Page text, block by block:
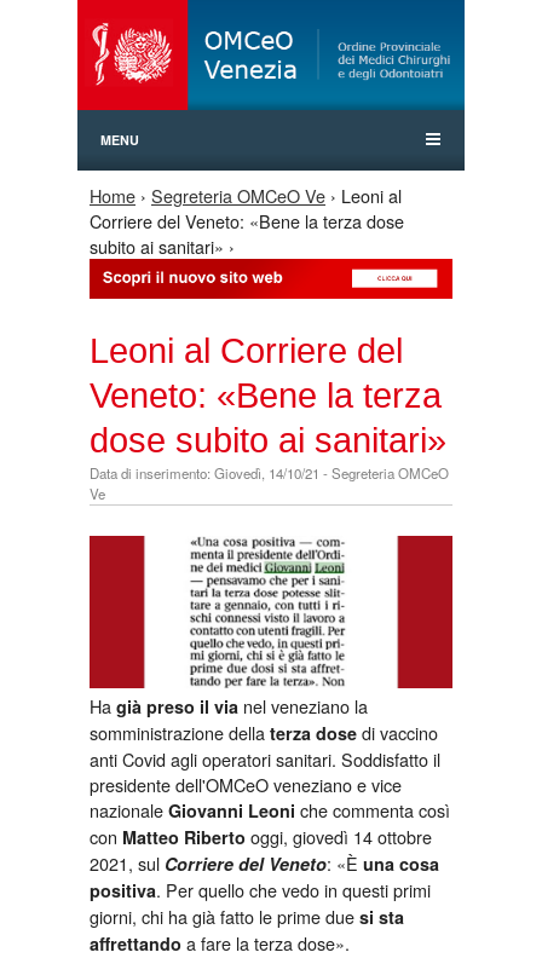
MENU
Tu sei qui
Home › Segreteria OMCeO Ve › Leoni al
Corriere del Veneto: «Bene la terza dose
subito ai sanitari» ›
Leoni al Corriere del
Veneto: «Bene la terza
dose subito ai sanitari»
Data di inserimento: Giovedì, 14/10/21 - Segreteria OMCeO
Ve
Ha già preso il via nel veneziano la
somministrazione della terza dose di vaccino
anti Covid agli operatori sanitari. Soddisfatto il
presidente dell'OMCeO veneziano e vice
nazionale Giovanni Leoni che commenta così
con Matteo Riberto oggi, giovedì 14 ottobre
2021, sul Corriere del Veneto: «È una cosa
positiva. Per quello che vedo in questi primi
giorni, chi ha già fatto le prime due si sta
affrettando a fare la terza dose».